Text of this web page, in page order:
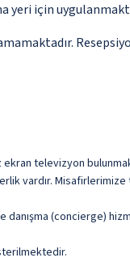
yeri için
televizyon
vardır.
(concierge)